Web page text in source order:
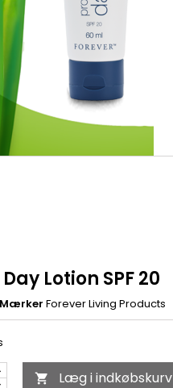
Lotion SPF 20
Mærker Forever Living Products
 Læg i indkøbskurv